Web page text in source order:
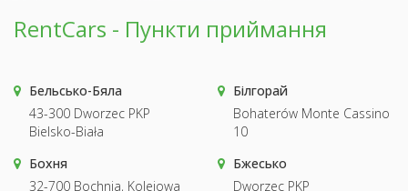
RentCars - Пункти приймання
Бельсько-Бяла
43-300 Dworzec PKP
Bielsko-Biała
Білгорай
Bohaterów Monte Cassino
10
Бохня
32-700 Bochnia, Kolejowa
Бжесько
Dworzec PKP